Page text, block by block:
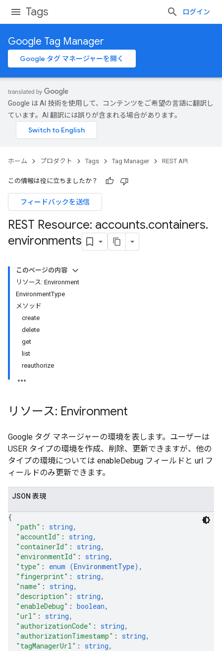
Tags ログイン
Google Tag Manager
Google タグ マネージャーを開く
Google は AI 技術を使用して、コンテンツをご希望の言語に翻訳し
ています。AI 翻訳には誤りが含まれる場合があります。
ホーム プロダクト Tags Tag Manager REST API
この情報は役に立ちましたか？
フィードバックを送信
REST Resource: accounts.containers.
environments
このページの内容
リソース: Environment
EnvironmentType
メソッド
create
delete
get
list
reauthorize
リソース: Environment
Google タグ マネージャーの環境を表します。ユーザーは
USER タイプの環境を作成、削除、更新できますが、他の
タイプの環境については enableDebug フィールドと url フ
ィールドのみ更新できます。
JSON 表現
{
"path" : string,
"accountId" : string,
"containerId" : string,
"environmentId" : string,
"type" : enum (EnvironmentType) ,
"fingerprint" : string,
"name" : string,
"description" : string,
"enableDebug" : boolean,
"url" : string,
"authorizationCode" : string,
"authorizationTimestamp" : string,
"tagManagerUrl" : string,